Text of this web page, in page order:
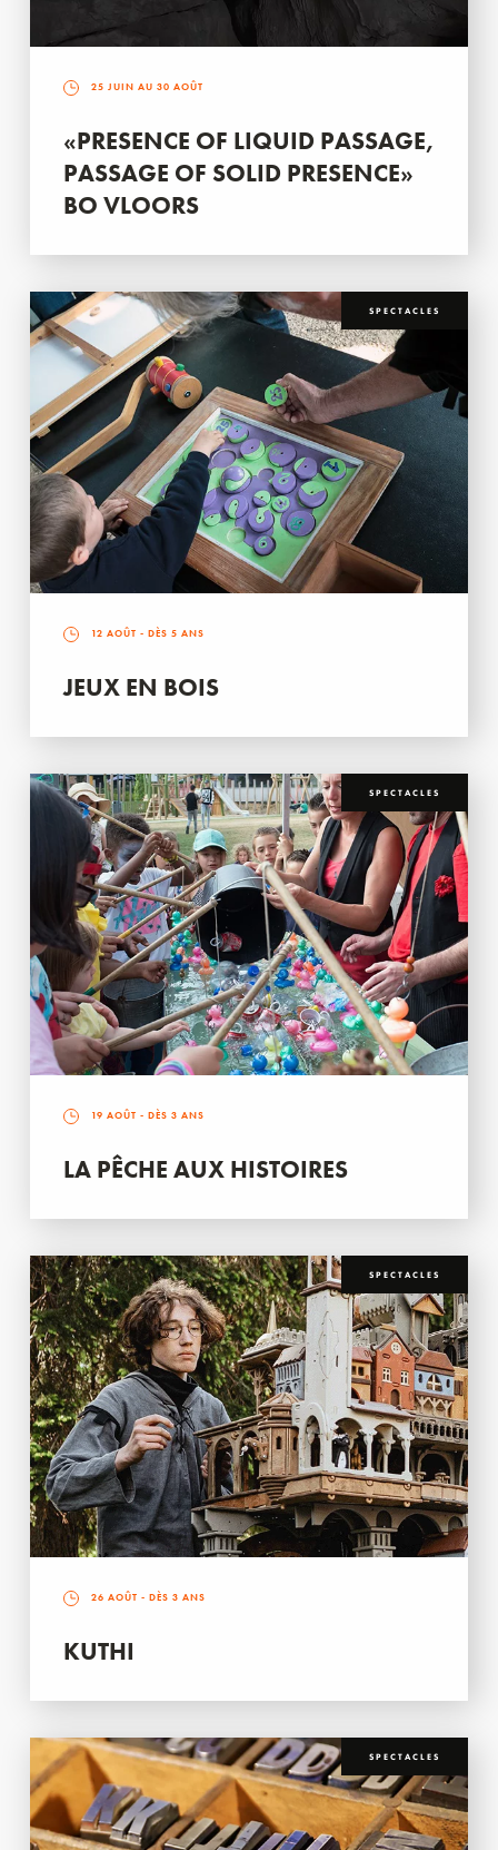
25 JUIN AU 30 AOÛT
«PRESENCE OF LIQUID PASSAGE,
PASSAGE OF SOLID PRESENCE»
BO VLOORS
SPECTACLES
12 AOÛT - DÈS 5 ANS
JEUX EN BOIS
SPECTACLES
19 AOÛT - DÈS 3 ANS
LA PÊCHE AUX HISTOIRES
SPECTACLES
26 AOÛT - DÈS 3 ANS
KUTHI
SPECTACLES